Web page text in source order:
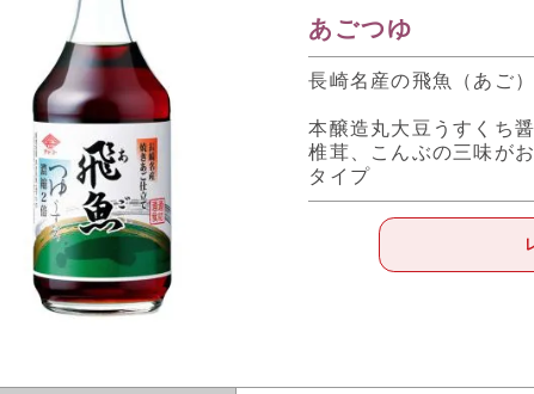
あごつゆ
長崎名産の飛魚（あご
本醸造丸大豆うすくち
椎茸、こんぶの三味が
タイプ